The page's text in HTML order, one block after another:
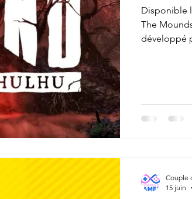
Disponible
The
développé
Couple
15 juin